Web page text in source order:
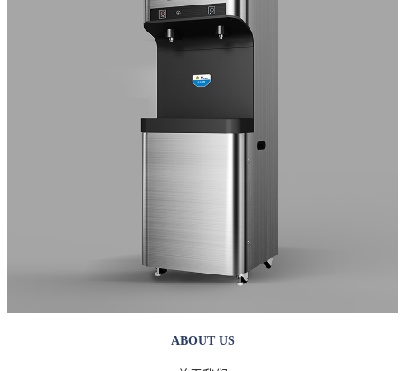
ABOUT US